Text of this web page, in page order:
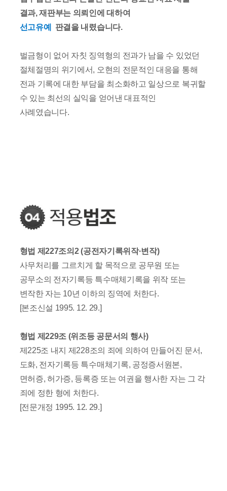
결과, 재판부는 의뢰인에 대하여
선고유예
판결을 내렸습니다.
벌금형이 없어 자칫 징역형의 전과가 남을 수 있었던
절체절명의 위기에서, 오현의 전문적인 대응을 통해
전과 기록에 대한 부담을 최소화하고 일상으로 복귀할
수 있는 최선의 실익을 얻어낸 대표적인
사례였습니다.
형법 제227조의2 (공전자기록위작·변작)
사무처리를 그르치게 할 목적으로 공무원 또는
공무소의 전자기록등 특수매체기록을 위작 또는
변작한 자는 10년 이하의 징역에 처한다.
[본조신설 1995. 12. 29.]
형법 제229조 (위조등 공문서의 행사)
제225조 내지 제228조의 죄에 의하여 만들어진 문서,
도화, 전자기록등 특수매체기록, 공정증서원본,
면허증, 허가증, 등록증 또는 여권을 행사한 자는 그 각
죄에 정한 형에 처한다.
[전문개정 1995. 12. 29.]